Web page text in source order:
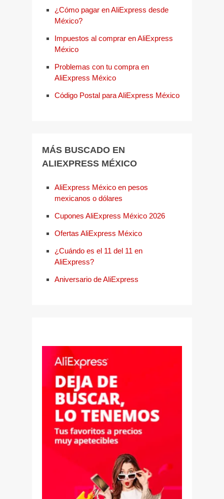
¿Cómo pagar en AliExpress desde
México?
Impuestos al comprar en AliExpress
México
Problemas con tu compra en
AliExpress México
Código Postal para AliExpress México
MÁS BUSCADO EN
ALIEXPRESS MÉXICO
AliExpress México en pesos
mexicanos o dólares
Cupones AliExpress México 2026
Ofertas AliExpress México
¿Cuándo es el 11 del 11 en
AliExpress?
Aniversario de AliExpress